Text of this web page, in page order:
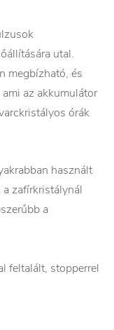
utal.
megbízható, és
az akkumulátor
órák
használt
a zafírkristálynál
a
feltalált, stopperrel